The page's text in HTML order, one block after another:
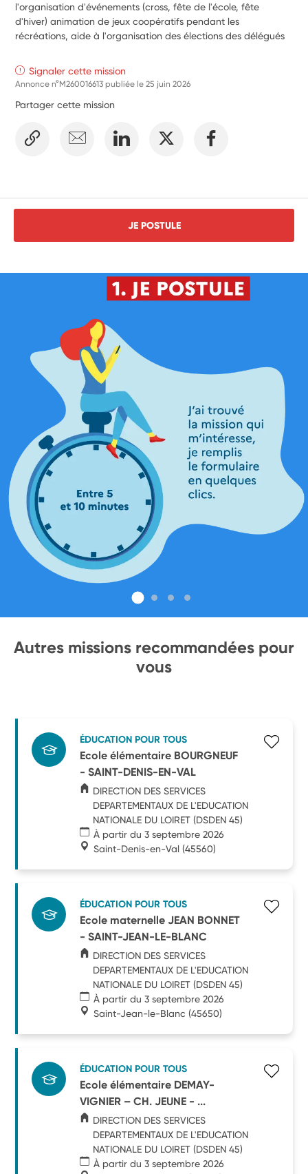
l'organisation d'événements (cross, fête de l'école, fête
d'hiver) animation de jeux coopératifs pendant les
récréations, aide à l'organisation des élections des délégués
Signaler cette mission
Annonce n°M260016613 publiée le25 juin 2026
Partager cette mission
JE POSTULE
Autres missions recommandées pour
vous
ÉDUCATION POUR TOUS
Ecole élémentaire BOURGNEUF
- SAINT-DENIS-EN-VAL
DIRECTION DES SERVICES
DEPARTEMENTAUX DE L'EDUCATION
NATIONALE DU LOIRET (DSDEN 45)
À partir du 3 septembre 2026
Saint-Denis-en-Val (45560)
ÉDUCATION POUR TOUS
Ecole maternelle JEAN BONNET
- SAINT-JEAN-LE-BLANC
DIRECTION DES SERVICES
DEPARTEMENTAUX DE L'EDUCATION
NATIONALE DU LOIRET (DSDEN 45)
À partir du 3 septembre 2026
Saint-Jean-le-Blanc (45650)
ÉDUCATION POUR TOUS
Ecole élémentaire DEMAY-
VIGNIER – CH. JEUNE - ...
DIRECTION DES SERVICES
DEPARTEMENTAUX DE L'EDUCATION
NATIONALE DU LOIRET (DSDEN 45)
À partir du 3 septembre 2026